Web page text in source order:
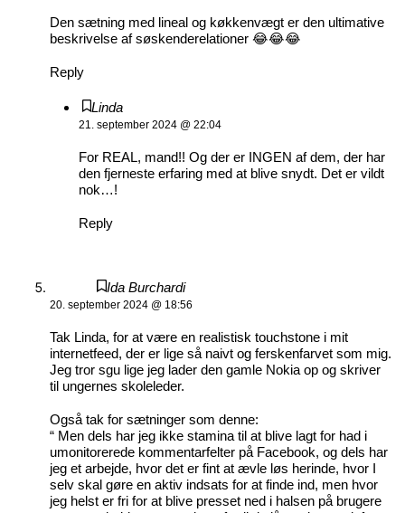
Den sætning med lineal og køkkenvægt er den ultimative
beskrivelse af søskenderelationer 😂😂😂
Reply
Linda
21. september 2024 @ 22:04
For REAL, mand!! Og der er INGEN af dem, der har
den fjerneste erfaring med at blive snydt. Det er vildt
nok…!
Reply
Ida Burchardi
20. september 2024 @ 18:56
Tak Linda, for at være en realistisk touchstone i mit
internetfeed, der er lige så naivt og ferskenfarvet som mig.
Jeg tror sgu lige jeg lader den gamle Nokia op og skriver
til ungernes skoleleder.
Også tak for sætninger som denne:
“ Men dels har jeg ikke stamina til at blive lagt for had i
umonitorerede kommentarfelter på Facebook, og dels har
jeg et arbejde, hvor det er fint at ævle løs herinde, hvor I
selv skal gøre en aktiv indsats for at finde ind, men hvor
jeg helst er fri for at blive presset ned i halsen på brugere